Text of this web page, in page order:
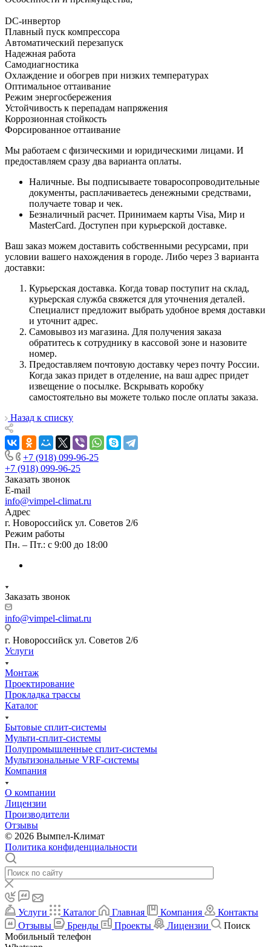
DC-инвертор
Плавный пуск компрессора
Автоматический перезапуск
Надежная работа
Самодиагностика
Охлаждение и обогрев при низких температурах
Оптимальное оттаивание
Режим энергосбережения
Устойчивость к перепадам напряжения
Коррозионная стойкость
Форсированное оттаивание
Мы работаем с физическими и юридическими лицами. И
предоставляем сразу два варианта оплаты.
Наличные. Вы подписываете товаросопроводительные
документы, расплачиваетесь денежными средствами,
получаете товар и чек.
Безналичный расчет. Принимаем карты Visa, Мир и
MasterCard. Доступен при курьерской доставке.
Ваш заказ можем доставить собственными ресурсами, при
условии вашего нахождения в городе. Либо через 3 варианта
доставки:
Курьерская доставка. Когда товар поступит на склад,
курьерская служба свяжется для уточнения деталей.
Специалист предложит выбрать удобное время доставки
и уточнит адрес.
Самовывоз из магазина. Для получения заказа
обратитесь к сотруднику в кассовой зоне и назовите
номер.
Предоставляем почтовую доставку через почту России.
Когда заказ придет в отделение, на ваш адрес придет
извещение о посылке. Вскрывать коробку
самостоятельно вы можете только после оплаты заказа.
Назад к списку
+7 (918) 099-96-25
+7 (918) 099-96-25
Заказать звонок
E-mail
info@vimpel-climat.ru
Адрес
г. Новороссийск ул. Советов 2/6
Режим работы
Пн. – Пт.: с 9:00 до 18:00
Заказать звонок
info@vimpel-climat.ru
г. Новороссийск ул. Советов 2/6
Услуги
Монтаж
Проектирование
Прокладка трассы
Каталог
Бытовые сплит-системы
Мульти-сплит-системы
Полупромышленные сплит-системы
Мультизональные VRF-системы
Компания
О компании
Лицензии
Производители
Отзывы
© 2026 Вымпел-Климат
Политика конфиденциальности
Услуги Каталог Главная Компания
Контакты
Отзывы
Бренды Проекты Лицензии
Поиск
Мобильный телефон